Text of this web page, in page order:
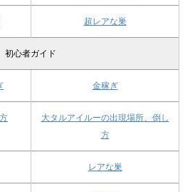
超レアな巣
初心者ガイド
金稼ぎ
大タルアイルーの出現場所、倒し
方
レアな巣